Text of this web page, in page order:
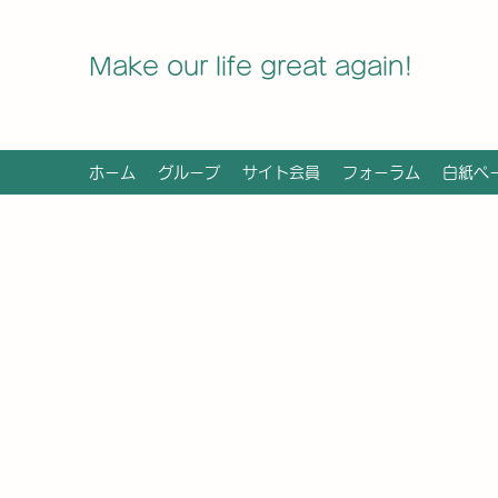
Make our life great again!
ホーム グループ サイト会員 フォーラム 白紙ペ